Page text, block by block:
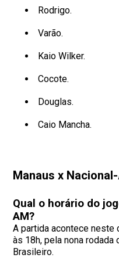
Rodrigo.
Varão.
Kaio Wilker.
Cocote.
Douglas.
Caio Mancha.
Manaus x
Qual o horário do
AM?
A partida acontece neste
às 18h, pela nona rodada
Brasileiro.